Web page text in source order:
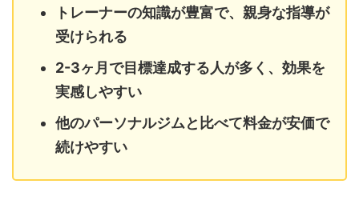
トレーナーの知識が豊富で、親身な指導が
受けられる
2-3ヶ月で目標達成する人が多く、効果を
実感しやすい
他のパーソナルジムと比べて料金が安価で
続けやすい